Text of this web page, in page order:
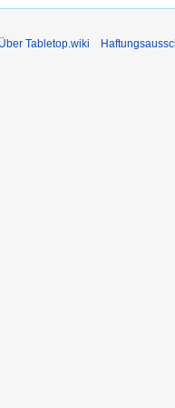
Über Tabletop.wiki